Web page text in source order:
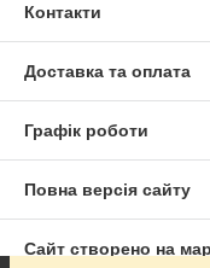
Контакти
Доставка та оплата
Графік роботи
Повна версія сайту
Сайт створено на